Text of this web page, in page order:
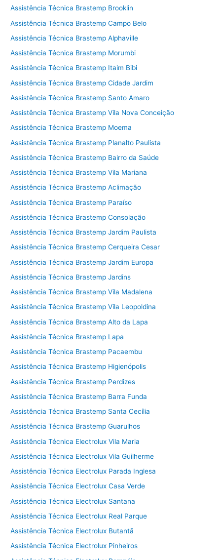
Assistência Técnica Brastemp Brooklin
Assistência Técnica Brastemp Campo Belo
Assistência Técnica Brastemp Alphaville
Assistência Técnica Brastemp Morumbi
Assistência Técnica Brastemp Itaim Bibi
Assistência Técnica Brastemp Cidade Jardim
Assistência Técnica Brastemp Santo Amaro
Assistência Técnica Brastemp Vila Nova Conceição
Assistência Técnica Brastemp Moema
Assistência Técnica Brastemp Planalto Paulista
Assistência Técnica Brastemp Bairro da Saúde
Assistência Técnica Brastemp Vila Mariana
Assistência Técnica Brastemp Aclimação
Assistência Técnica Brastemp Paraíso
Assistência Técnica Brastemp Consolação
Assistência Técnica Brastemp Jardim Paulista
Assistência Técnica Brastemp Cerqueira Cesar
Assistência Técnica Brastemp Jardim Europa
Assistência Técnica Brastemp Jardins
Assistência Técnica Brastemp Vila Madalena
Assistência Técnica Brastemp Vila Leopoldina
Assistência Técnica Brastemp Alto da Lapa
Assistência Técnica Brastemp Lapa
Assistência Técnica Brastemp Pacaembu
Assistência Técnica Brastemp Higienópolis
Assistência Técnica Brastemp Perdizes
Assistência Técnica Brastemp Barra Funda
Assistência Técnica Brastemp Santa Cecília
Assistência Técnica Brastemp Guarulhos
Assistência Técnica Electrolux Vila Maria
Assistência Técnica Electrolux Vila Guilherme
Assistência Técnica Electrolux Parada Inglesa
Assistência Técnica Electrolux Casa Verde
Assistência Técnica Electrolux Santana
Assistência Técnica Electrolux Real Parque
Assistência Técnica Electrolux Butantã
Assistência Técnica Electrolux Pinheiros